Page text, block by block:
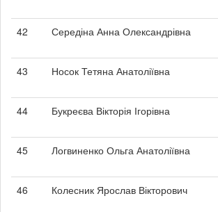
42
Середіна Анна Олександрівна
43
Носок Тетяна Анатоліївна
44
Букреєва Вікторія Ігорівна
45
Логвиненко Ольга Анатоліївна
46
Колесник Ярослав Вікторович